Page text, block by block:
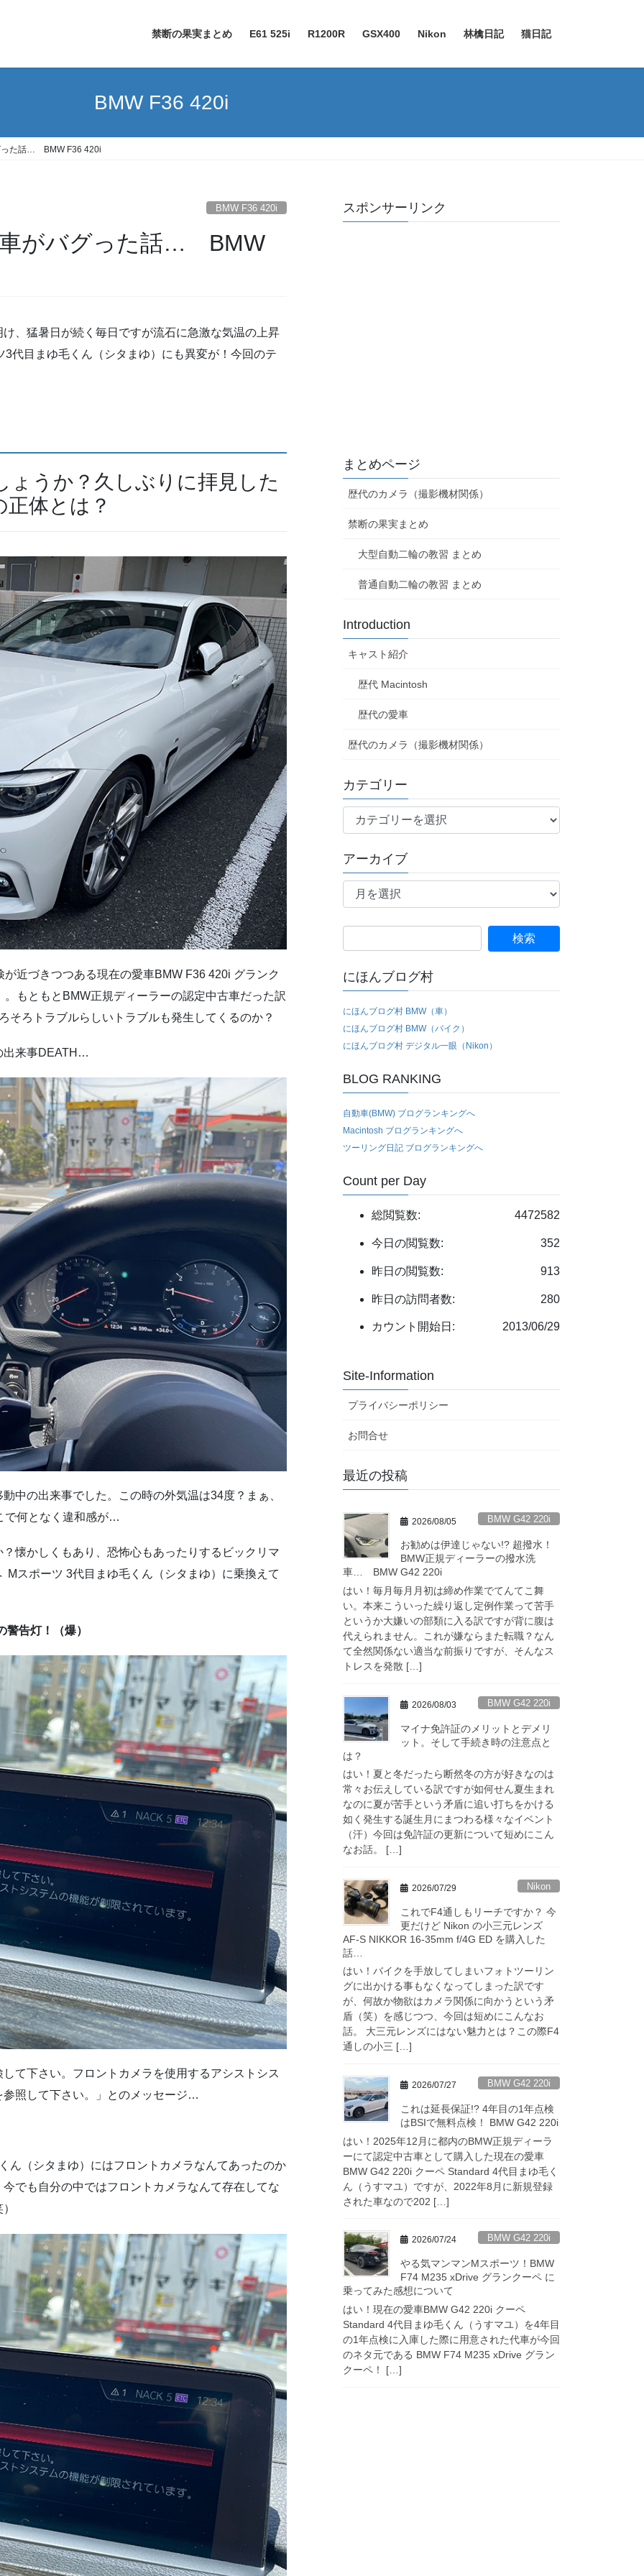
禁断の果実まとめ E61 525i R1200R GSX400 Nikon 林檎日記 猫日記
BMW F36 420i
った話… BMW F36 420i
BMW F36 420i
車がバグった話… BMW
、猛暑日が続く毎日ですが流石に急激な気温の上昇
代目まゆ毛くん（シタまゆ）にも異変が！今回のテ
うか？久しぶりに拝見した
体とは？
近づきつつある現在の愛車BMW F36 420i グランク
もともとBMW正規ディーラーの認定中古車だった訳
そろトラブルらしいトラブルも発生してくるのか？
出来事DEATH…
中の出来事でした。この時の外気温は34度？まぁ、
で何となく違和感が…
懐かしくもあり、恐怖心もあったりするビックリマ
スポーツ 3代目まゆ毛くん（シタまゆ）に乗換えて
警告灯！（爆）
て下さい。フロントカメラを使用するアシストシス
照して下さい。」とのメッセージ…
ん（シタまゆ）にはフロントカメラなんてあったのか
でも自分の中ではフロントカメラなんて存在してな
スポンサーリンク
まとめページ
歴代のカメラ（撮影機材関係）
禁断の果実まとめ
大型自動二輪の教習 まとめ
普通自動二輪の教習 まとめ
Introduction
キャスト紹介
歴代 Macintosh
歴代の愛車
歴代のカメラ（撮影機材関係）
カテゴリー
テ
リ
ー
アーカイブ
ア
ブ
索:
にほんブログ村
にほんブログ村 BMW（車）
にほんブログ村 BMW（バイク）
にほんブログ村 デジタル一眼（Nikon）
BLOG RANKING
自動車(BMW) ブログランキングへ
Macintosh ブログランキングへ
ツーリング日記 ブログランキングへ
Count per Day
4472582
総閲覧数:
352
今日の閲覧数:
913
昨日の閲覧数:
280
昨日の訪問者数:
2013/06/29
カウント開始日:
Site-Information
プライバシーポリシー
お問合せ
最近の投稿
2026/08/05 BMW G42 220i
お勧めは伊達じゃない!? 超撥水！
BMW正規ディーラーの撥水洗
車… BMW G42 220i
はい！毎月毎月月初は締め作業でてんてこ舞
い。本来こういった繰り返し定例作業って苦手
というか大嫌いの部類に入る訳ですが背に腹は
代えられません。これが嫌ならまた転職？なん
て全然関係ない適当な前振りですが、そんなス
トレスを発散 […]
2026/08/03 BMW G42 220i
マイナ免許証のメリットとデメリ
ット。そして手続き時の注意点と
は？
はい！夏と冬だったら断然冬の方が好きなのは
常々お伝えしている訳ですが如何せん夏生まれ
なのに夏が苦手という矛盾に追い打ちをかける
如く発生する誕生月にまつわる様々なイベント
（汗）今回は免許証の更新について短めにこん
なお話。 […]
2026/07/29 Nikon
これでF4通しもリーチですか？ 今
更だけど Nikon の小三元レンズ
AF-S NIKKOR 16-35mm f/4G ED を購入した
話…
はい！バイクを手放してしまいフォトツーリン
グに出かける事もなくなってしまった訳です
が、何故か物欲はカメラ関係に向かうという矛
盾（笑）を感じつつ、今回は短めにこんなお
話。 大三元レンズにはない魅力とは？この際F4
通しの小三 […]
2026/07/27 BMW G42 220i
これは延長保証!? 4年目の1年点検
はBSIで無料点検！ BMW G42 220i
はい！2025年12月に都内のBMW正規ディーラ
ーにて認定中古車として購入した現在の愛車
BMW G42 220i クーペ Standard 4代目まゆ毛く
ん（うすマユ）ですが、2022年8月に新規登録
された車なので202 […]
2026/07/24 BMW G42 220i
やる気マンマンMスポーツ！BMW
F74 M235 xDrive グランクーペ に
乗ってみた感想について
はい！現在の愛車BMW G42 220i クーペ
Standard 4代目まゆ毛くん（うすマユ）を4年目
の1年点検に入庫した際に用意された代車が今回
のネタ元である BMW F74 M235 xDrive グラン
クーペ！ […]